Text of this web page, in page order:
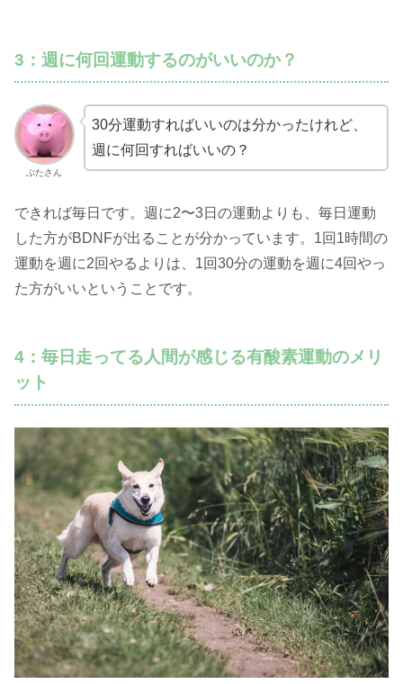
3：週に何回運動するのがいいのか？
ぶたさん
30分運動すればいいのは分かったけれど、
週に何回すればいいの？
できれば毎日です。週に2〜3日の運動よりも、毎日運動
した方がBDNFが出ることが分かっています。1回1時間の
運動を週に2回やるよりは、1回30分の運動を週に4回やっ
た方がいいということです。
4：毎日走ってる人間が感じる有酸素運動のメリ
ット